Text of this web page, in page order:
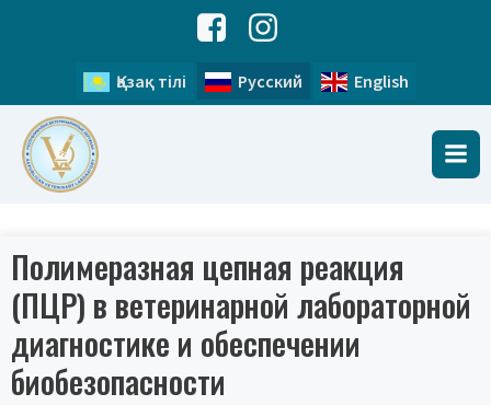
Қазақ тілі Русский English
Полимеразная цепная реакция
(ПЦР) в ветеринарной лабораторной
диагностике и обеспечении
биобезопасности